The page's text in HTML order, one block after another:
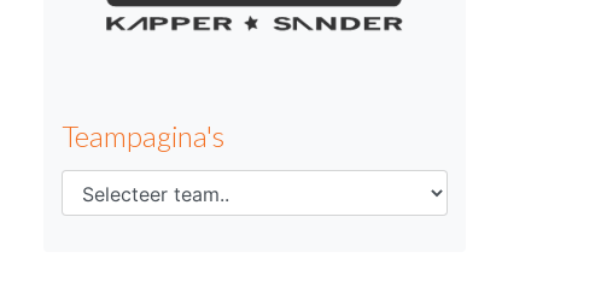
Teampagina's